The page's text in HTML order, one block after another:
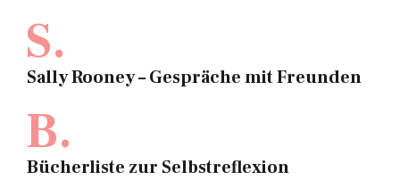
S.
Sally Rooney – Gespräche mit Freunden
B.
Bücherliste zur Selbstreflexion